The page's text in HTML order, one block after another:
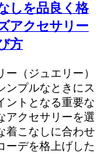
しを品良く格
アクセサリー
方
ー（ジュエリー）
ンプルなときにス
ントとなる重要な
アクセサリーを選
着こなしに合わせ
ーデを格上げした